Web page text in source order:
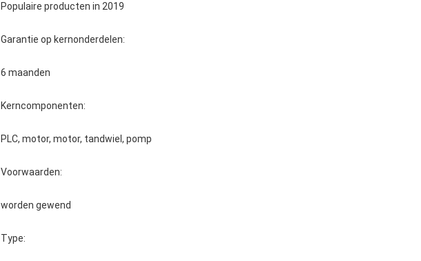
Populaire producten in 2019
Garantie op kernonderdelen:
6 maanden
Kerncomponenten:
PLC, motor, motor, tandwiel, pomp
Voorwaarden:
worden gewend
Type: